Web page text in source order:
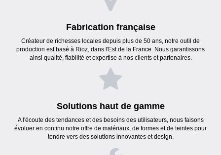
Fabrication française
Créateur de richesses locales depuis plus de 50 ans, notre outil de
production est basé à Rioz, dans l'Est de la France. Nous garantissons
ainsi qualité, fiabilité et expertise à nos clients et partenaires.
Solutions haut de gamme
A l'écoute des tendances et des besoins des utilisateurs, nous faisons
évoluer en continu notre offre de matériaux, de formes et de teintes pour
tendre vers des solutions innovantes et design.